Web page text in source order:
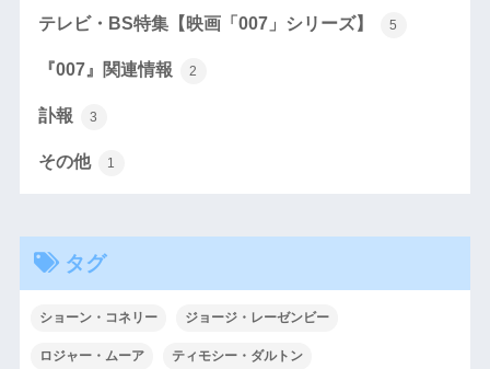
テレビ・BS特集【映画「007」シリーズ】 5
『007』関連情報 2
訃報 3
その他 1
タグ
ショーン・コネリー ジョージ・レーゼンビー
ロジャー・ムーア ティモシー・ダルトン